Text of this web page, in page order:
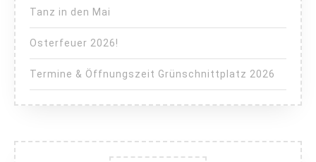
Tanz in den Mai
Osterfeuer 2026!
Termine & Öffnungszeit Grünschnittplatz 2026